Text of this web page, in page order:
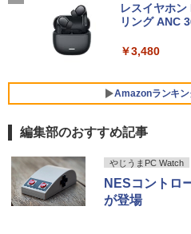
83 13.3型
代Core i5/
N
24 H&B / A
￥37,400
ール office
ト PC
モリ16GB
ップトップ
Pixio
ルー ピン
￥15,800
レスイヤホ
リング ANC
￥3,480
Amazonランキ
BRUCE
￥250
【
￥1,112
薬屋のひとり
￥770
編集部のおすすめ記事
やじうまPC Watch
NESコントロ
が登場